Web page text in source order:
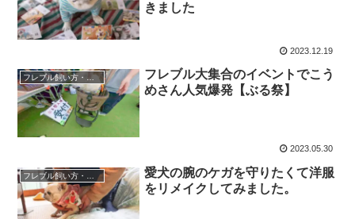
きました
2023.12.19
フレブル飼い方・しつけ
フレブル大集合のイベントでこう
めさん人気爆発【ぶる祭】
2023.05.30
愛犬の腕のケガを守りたくて洋服
をリメイクしてみました。